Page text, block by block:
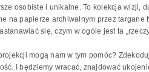
osobiste i unikalne. To kolekcja wizji,
papierze archiwalnym przez targane
się, czym w ogóle jest ta
mogą nam w tym pomóc?
I będziemy wracać, znajdować